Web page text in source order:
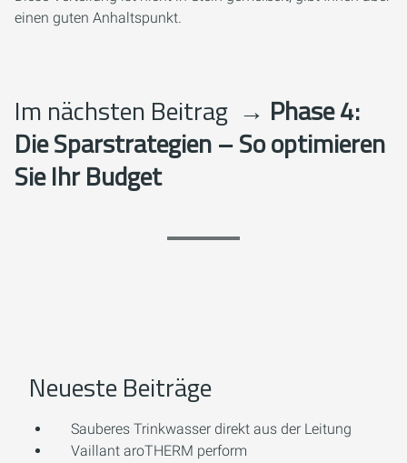
einen guten Anhaltspunkt.
Im nächsten Beitrag → Phase 4:
Die Sparstrategien – So optimieren
Sie Ihr Budget
Neueste Beiträge
Sauberes Trinkwasser direkt aus der Leitung
Vaillant aroTHERM perform